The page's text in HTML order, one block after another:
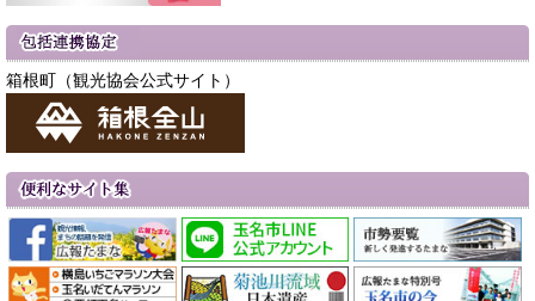
箱根町（観光協会公式サイト）